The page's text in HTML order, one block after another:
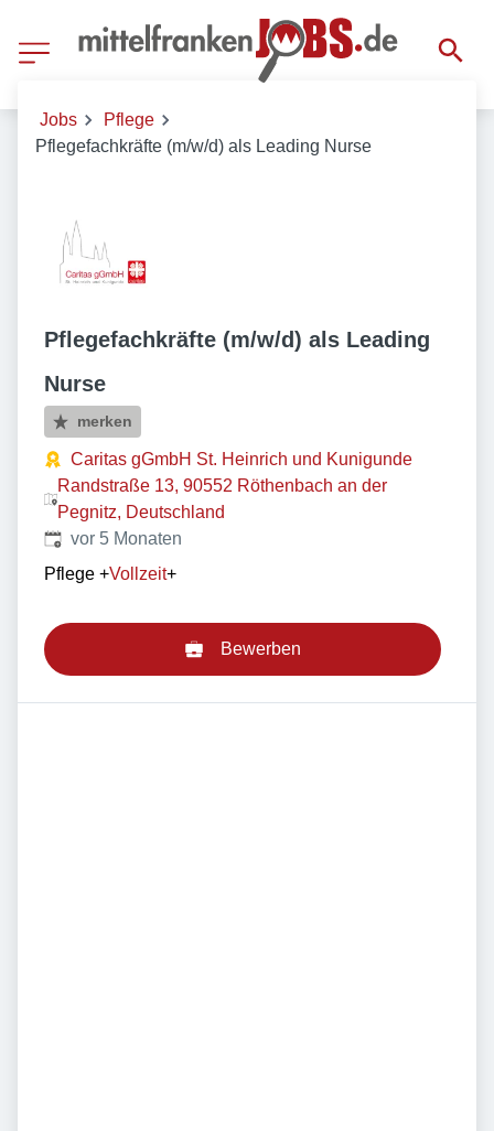
Jobs
Pflege
Pflegefachkräfte (m/w/d) als Leading Nurse
Pflegefachkräfte (m/w/d) als Leading
Nurse
merken
Caritas gGmbH St. Heinrich und Kunigunde
Randstraße 13, 90552 Röthenbach an der
Pegnitz, Deutschland
Veröffentlicht:
vor 5 Monaten
Pflege +Vollzeit+
Bewerben